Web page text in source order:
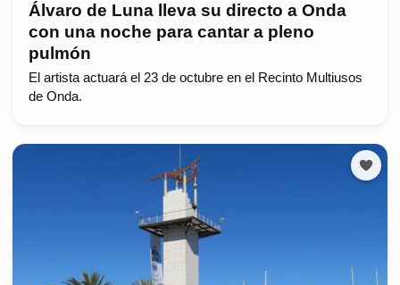
Álvaro de Luna lleva su directo a Onda
con una noche para cantar a pleno
pulmón
El artista actuará el 23 de octubre en el Recinto Multiusos
de Onda.